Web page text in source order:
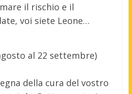
il rischio e il
voi siete Leone…
al 22 settembre)
della cura del vostro